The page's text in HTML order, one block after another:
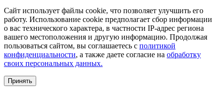
Сайт использует файлы cookie, что позволяет улучшить его
работу. Использование cookie предполагает сбор информации
о вас технического характера, в частности IP-адрес региона
вашего местоположения и другую информацию. Продолжая
пользоваться сайтом, вы соглашаетесь с политикой
конфиденциальности, а также даете согласие на обработку
своих персональных данных.
Принять